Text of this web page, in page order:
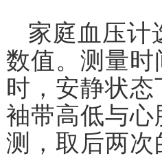
家庭血压
数值。测量
时，安静状
袖带高低与
测，取后两